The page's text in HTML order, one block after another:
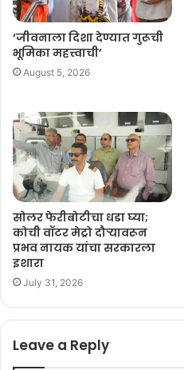
‘जीवनाला दिशा देण्यात गुरूची
भूमिका महत्त्वाची’
August 5, 2026
सोलर फेरीबोटीचा धडा घ्या;
कोची वॉटर मेट्रो दौऱ्यावरून
प्रभव नायक यांचा सरकारला
इशारा
July 31, 2026
Leave a Reply